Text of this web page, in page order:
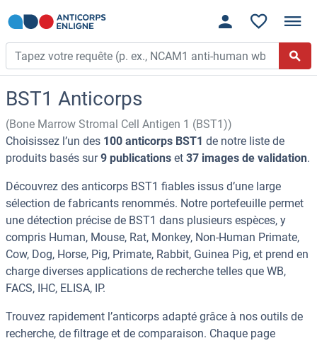
BST1 Anticorps
(Bone Marrow Stromal Cell Antigen 1 (BST1))
Choisissez l’un des 100 anticorps BST1 de notre liste de
produits basés sur9 publications et 37 images de validation.
Découvrez des anticorps BST1 fiables issus d’une large
sélection de fabricants renommés. Notre portefeuille permet
une détection précise de BST1 dans plusieurs espèces, y
compris Human, Mouse, Rat, Monkey, Non-Human Primate,
Cow, Dog, Horse, Pig, Primate, Rabbit, Guinea Pig, et prend en
charge diverses applications de recherche telles que WB,
FACS, IHC, ELISA, IP.
Trouvez rapidement l’anticorps adapté grâce à nos outils de
recherche, de filtrage et de comparaison. Chaque page